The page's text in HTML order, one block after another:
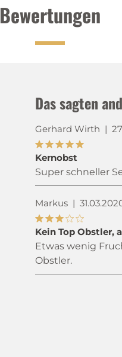
Bewertungen
Das sagten
Gerhard Wirth |
Kernobst
Super schneller
Markus |
Kein Top Obstler,
Etwas wenig
Obstler.